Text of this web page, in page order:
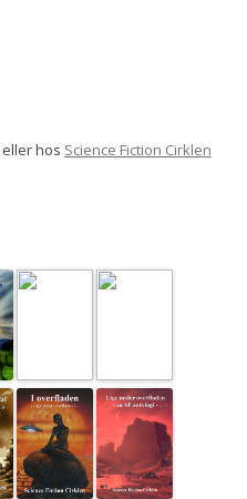
eller hos Science Fiction Cirklen